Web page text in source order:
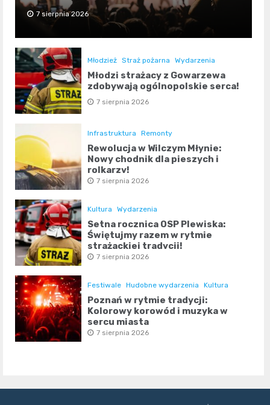
7 sierpnia 2026
Młodzież Straż pożarna Wydarzenia
Młodzi strażacy z Gowarzewa
zdobywają ogólnopolskie serca!
7 sierpnia 2026
Infrastruktura Remonty
Rewolucja w Wilczym Młynie:
Nowy chodnik dla pieszych i
rolkarzy!
7 sierpnia 2026
Kultura Wydarzenia
Setna rocznica OSP Plewiska:
Świętujmy razem w rytmie
strażackiej tradycji!
7 sierpnia 2026
Festiwale Hudobne wydarzenia Kultura
Poznań w rytmie tradycji:
Kolorowy korowód i muzyka w
sercu miasta
7 sierpnia 2026